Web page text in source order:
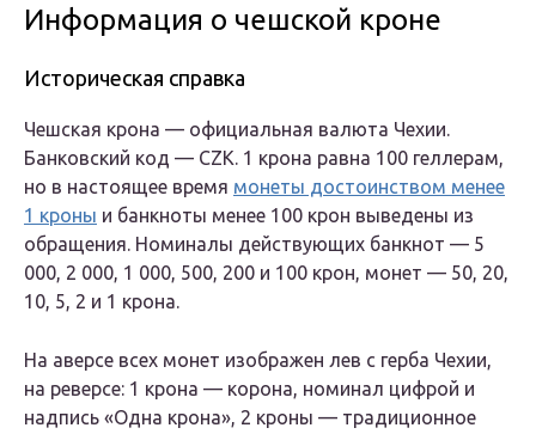
Информация о чешской кроне
Историческая справка
Чешская крона — официальная валюта Чехии.
Банковский код — CZK. 1 крона равна 100 геллерам,
но в настоящее время монеты достоинством менее
1 кроны и банкноты менее 100 крон выведены из
обращения. Номиналы действующих банкнот — 5
000, 2 000, 1 000, 500, 200 и 100 крон, монет — 50, 20,
10, 5, 2 и 1 крона.
На аверсе всех монет изображен лев с герба Чехии,
на реверсе: 1 крона — корона, номинал цифрой и
надпись «Одна крона», 2 кроны — традиционное